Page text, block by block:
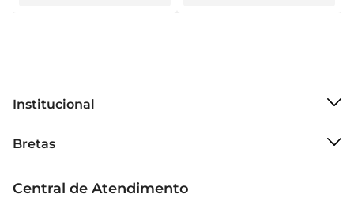
Institucional
Grupo Cencosud
Sobre privacidade
Bretas
Produtos Bretas
Central de Atendimento